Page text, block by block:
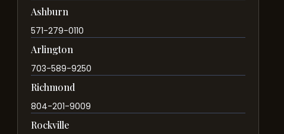
Ashburn
571-279-0110
Arlington
703-589-9250
Richmond
804-201-9009
Rockville